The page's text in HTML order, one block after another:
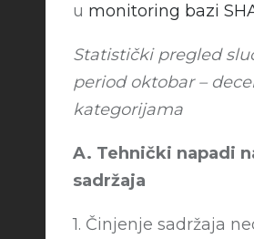
u monitoring bazi
Statistički pregled
period oktobar –
kategorijama
A. Tehnički napadi
sadržaja
1. Činjenje sadržaja